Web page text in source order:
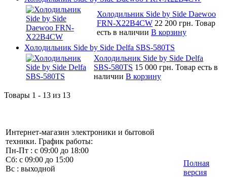
Холодильник Side by Side Daewoo
FRN-X22B4CW 22 200 грн. Товар
есть в наличии В корзину
Холодильник Side by Side Delfa SBS-580TS
Холодильник Side by Side Delfa
SBS-580TS 15 000 грн. Товар есть в
наличии В корзину
Товары 1 - 13 из 13
Интернет-магазин электроники и бытовой
техники. График работы:
Пн-Пт : с 09:00 до 18:00
Сб: с 09:00 до 15:00
Вс : выходной
Полная
версия